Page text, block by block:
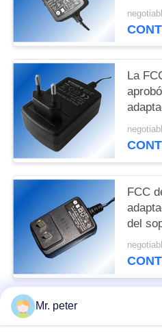
EMC/
La
FCC
del
red
Categorías
Mr. peter